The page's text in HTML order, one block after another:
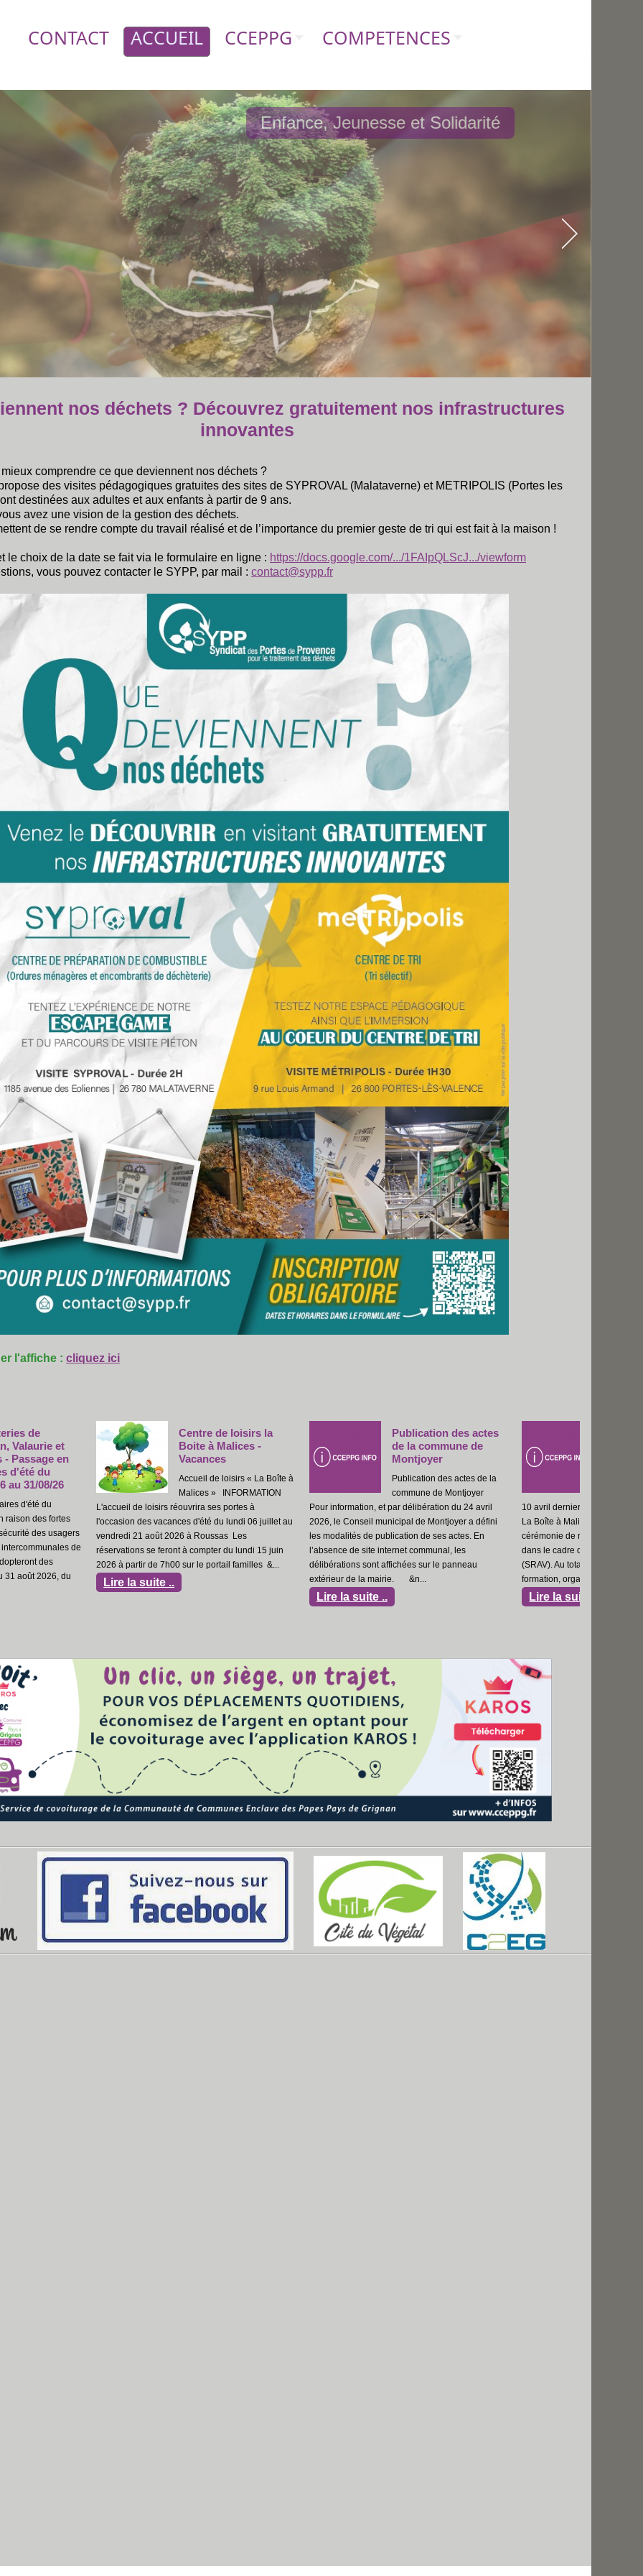
CONTACT ACCUEIL CCEPPG COMPETENCES
nos déchets ? Découvrez gratuitement nos infrastructures
innovantes
comprendre ce que deviennent nos déchets ?
des visites pédagogiques gratuites des sites de SYPROVAL (Malataverne) et METRIPOLIS (Portes les
destinées aux adultes et aux enfants à partir de 9 ans.
avez une vision de la gestion des déchets.
de se rendre compte du travail réalisé et de l’importance du premier geste de tri qui est fait à la maison !
le choix de la date se fait via le formulaire en ligne : https://docs.google.com/.../1FAIpQLScJ.../viewform
vous pouvez contacter le SYPP, par mail : contact@sypp.fr
l'affiche : cliquez ici
Centre de loisirs la
Boite à Malices -
Vacances
Accueil de loisirs « La Boîte à
Malices » INFORMATION
réouvrira ses portes à
vacances d'été du lundi 06 juillet au
2026 à Roussas Les
feront à compter du lundi 15 juin
7h00 sur le portail familles &...
..
Publication des actes
de la commune de
Publication des actes de la
commune de Montjoyer
Pour information, et par délibération du 24 avril
2026, le Conseil municipal de Montjoyer a défini
les modalités de publication de ses actes. En
l’absence de site internet communal, les
délibérations sont affichées sur le panneau
extérieur de la mairie. &n...
Savoir Rouler à Vélo :
remise des diplômes à
Savoir Rouler à Vélo : remise
des diplômes à Roussas Le
10 avril dernier, le centre de loisirs intercommunal
La Boîte à Malice à Roussas a accueilli la
cérémonie de remise des sonnettes et diplômes
dans le cadre du dispositif Savoir Rouler à Vélo
(SRAV). Au total, 13 jeunes ont suivi cette
formation, organis&ea...
Lire la suite ..